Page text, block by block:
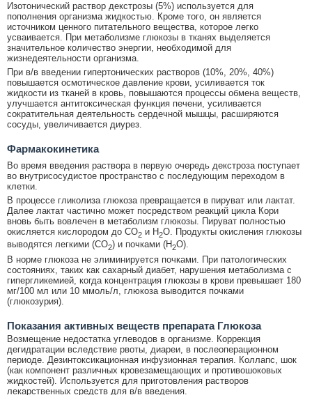
Изотонический раствор декстрозы (5%) используется для
пополнения организма жидкостью. Кроме того, он является
источником ценного питательного вещества, которое легко
усваивается. При метаболизме глюкозы в тканях выделяется
значительное количество энергии, необходимой для
жизнедеятельности организма.
При в/в введении гипертонических растворов (10%, 20%, 40%)
повышается осмотическое давление крови, усиливается ток
жидкости из тканей в кровь, повышаются процессы обмена веществ,
улучшается антитоксическая функция печени, усиливается
сократительная деятельность сердечной мышцы, расширяются
сосуды, увеличивается диурез.
Фармакокинетика
Во время введения раствора в первую очередь декстроза поступает
во внутрисосудистое пространство с последующим переходом в
клетки.
В процессе гликолиза глюкоза превращается в пируват или лактат.
Далее лактат частично может посредством реакций цикла Кори
вновь быть вовлечен в метаболизм глюкозы. Пируват полностью
окисляется кислородом до CO2 и H2O. Продукты окисления глюкозы
выводятся легкими (CO2) и почками (H2O).
В норме глюкоза не элиминируется почками. При патологических
состояниях, таких как сахарный диабет, нарушения метаболизма с
гипергликемией, когда концентрация глюкозы в крови превышает 180
мг/100 мл или 10 ммоль/л, глюкоза выводится почками
(глюкозурия).
Показания активных веществ препарата Глюкоза
Возмещение недостатка углеводов в организме. Коррекция
дегидратации вследствие рвоты, диареи, в послеоперационном
периоде. Дезинтоксикационная инфузионная терапия. Коллапс, шок
(как компонент различных кровезамещающих и противошоковых
жидкостей). Используется для приготовления растворов
лекарственных средств для в/в введения.